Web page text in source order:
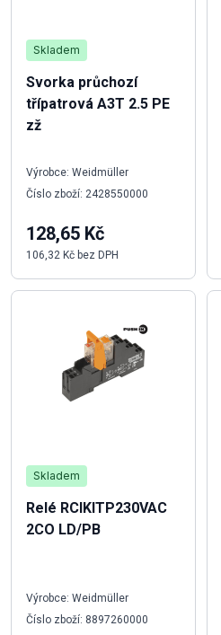
Skladem
Svorka průchozí
třípatrová A3T 2.5 PE
zž
Výrobce: Weidmüller
Číslo zboží: 2428550000
128,65 Kč
106,32 Kč bez DPH
Skladem
Relé RCIKITP230VAC
2CO LD/PB
Výrobce: Weidmüller
Číslo zboží: 8897260000